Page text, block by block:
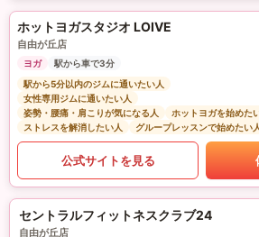
ホットヨガスタジオ LOIVE
自由が丘店
ヨガ
駅から車で3分
駅から5分以内のジムに通いたい人
女性専用ジムに通いたい人
姿勢・腰痛・肩こりが気になる人
ホットヨガを始めた
ストレスを解消したい人
グループレッスンで始めたい
公式サイトを見る
セントラルフィットネスクラブ24
自由が丘店